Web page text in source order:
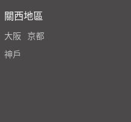
關西地區
大阪
京都
神戶